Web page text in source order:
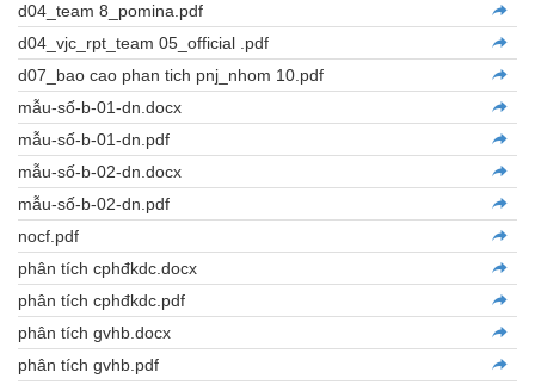
d04_team 8_pomina.pdf
d04_vjc_rpt_team 05_official .pdf
d07_bao cao phan tich pnj_nhom 10.pdf
mẫu-số-b-01-dn.docx
mẫu-số-b-01-dn.pdf
mẫu-số-b-02-dn.docx
mẫu-số-b-02-dn.pdf
nocf.pdf
phân tích cphđkdc.docx
phân tích cphđkdc.pdf
phân tích gvhb.docx
phân tích gvhb.pdf